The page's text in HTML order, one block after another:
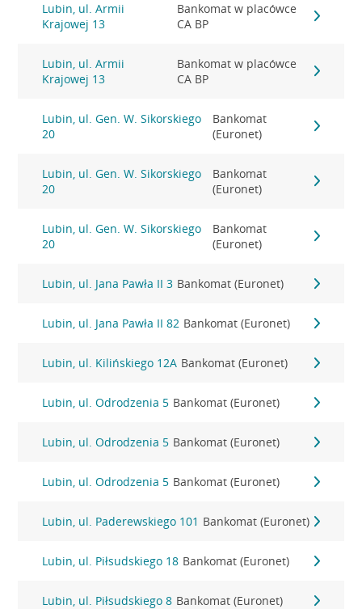
Lubin, ul. Armii
Krajowej 13
Bankomat w placówce
CA BP
Lubin, ul. Armii
Krajowej 13
Bankomat w placówce
CA BP
Lubin, ul. Gen. W. Sikorskiego
20
Bankomat
(Euronet)
Lubin, ul. Gen. W. Sikorskiego
20
Bankomat
(Euronet)
Lubin, ul. Gen. W. Sikorskiego
20
Bankomat
(Euronet)
Lubin, ul. Jana Pawła II 3 Bankomat (Euronet)
Lubin, ul. Jana Pawła II 82 Bankomat (Euronet)
Lubin, ul. Kilińskiego 12A Bankomat (Euronet)
Lubin, ul. Odrodzenia 5 Bankomat (Euronet)
Lubin, ul. Odrodzenia 5 Bankomat (Euronet)
Lubin, ul. Odrodzenia 5 Bankomat (Euronet)
Lubin, ul. Paderewskiego 101 Bankomat (Euronet)
Lubin, ul. Piłsudskiego 18 Bankomat (Euronet)
Lubin, ul. Piłsudskiego 8 Bankomat (Euronet)